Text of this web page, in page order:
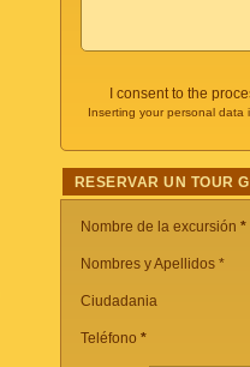
I consent to the
Inserting your personal
RESERVAR UN TOUR
Nombre de la excursión *
Nombres y Apellidos *
Ciudadania
Teléfono *